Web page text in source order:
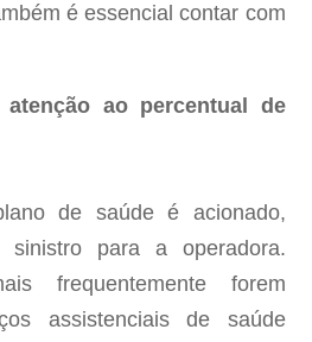
é essencial contar com
ao percentual de
de saúde é acionado,
sinistro para a operadora.
frequentemente forem
assistenciais de saúde